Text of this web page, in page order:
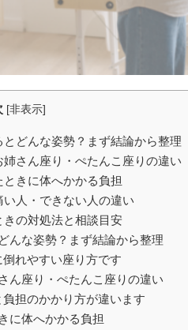
[非表示]
どんな姿勢？まず結論から整理
さん座り・ぺたんこ座りの違い
きに体へかかる負担
人・できない人の違い
の対処法と相談目安
んな姿勢？まず結論から整理
れやすい座り方です
ん座り・ぺたんこ座りの違い
担のかかり方が違います
に体へかかる負担